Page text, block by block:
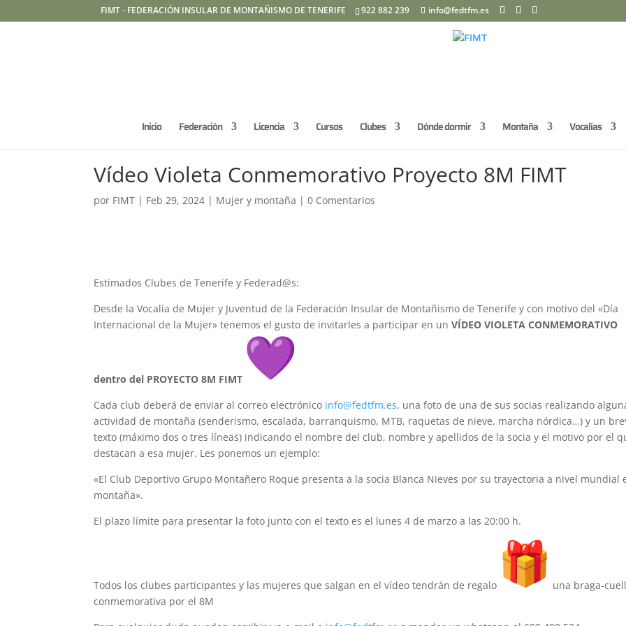
FIMT - FEDERACIÓN INSULAR DE MONTAÑISMO DE TENERIFE 922 882 239 info@fedtfm.es
Inicio Federación Licencia Cursos Clubes Dónde dormir Montaña Vocalías
Vídeo Violeta Conmemorativo Proyecto 8M FIMT
por FIMT | Feb 29, 2024 | Mujer y montaña |0 Comentarios
Estimados Clubes de Tenerife y Federad@s:
Desde la Vocalía de Mujer y Juventud de la Federación Insular de Montañismo de Tenerife y con motivo del «Día
Internacional de la Mujer» tenemos el gusto de invitarles a participar en unVÍDEO VIOLETA CONMEMORATIVO
dentro del PROYECTO 8M FIMT
Cada club deberá de enviar al correo electrónico info@fedtfm.es, una foto de una de sus socias realizando
actividad de montaña (senderismo, escalada, barranquismo, MTB, raquetas de nieve, marcha nórdica…) y un
texto (máximo dos o tres líneas) indicando el nombre del club, nombre y apellidos de la socia y el motivo por el
destacan a esa mujer. Les ponemos un ejemplo:
«El Club Deportivo Grupo Montañero Roque presenta a la socia Blanca Nieves por su trayectoria a nivel mundial
montaña».
El plazo límite para presentar la foto junto con el texto es el lunes 4 de marzo a las 20:00 h.
Todos los clubes participantes y las mujeres que salgan en el vídeo tendrán de regalo
una braga-
conmemorativa por el 8M